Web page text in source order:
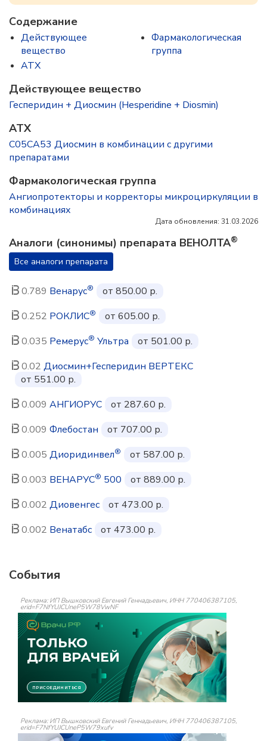
Содержание
Действующее
вещество
ATX
Фармакологическая
группа
Действующее вещество
Гесперидин + Диосмин (Hesperidine + Diosmin)
ATX
C05CA53 Диосмин в комбинации с другими
препаратами
Фармакологическая группа
Ангиопротекторы и корректоры микроциркуляции в
комбинациях
Дата обновления: 31.03.2026
Аналоги (синонимы) препарата ВЕНОЛТА®
Все аналоги препарата
0.789 Венарус®
от 850.00 р.
0.252 РОКЛИС®
от 605.00 р.
0.035 Ремерус® Ультра
от 501.00 р.
0.02 Диосмин+Гесперидин ВЕРТЕКС
от 551.00 р.
0.009 АНГИОРУС
от 287.60 р.
0.009 Флебостан
от 707.00 р.
0.005 Диоридинвел®
от 587.00 р.
0.003 ВЕНАРУС® 500
от 889.00 р.
0.002 Диовенгес
от 473.00 р.
0.002 Венатабс от 473.00 р.
События
Реклама: ИП Вышковский Евгений Геннадьевич, ИНН 770406387105,
erid=F7NfYUJCUneP5W78VwNF
Реклама: ИП Вышковский Евгений Геннадьевич, ИНН 770406387105,
erid=F7NfYUJCUneP5W79xufv